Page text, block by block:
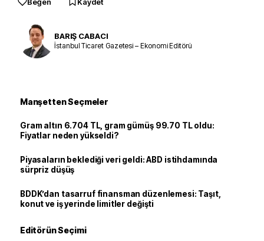
BARIŞ CABACI
İstanbul Ticaret Gazetesi – Ekonomi Editörü
Manşetten Seçmeler
Gram altın 6.704 TL, gram gümüş 99.70 TL oldu:
Fiyatlar neden yükseldi?
Piyasaların beklediği veri geldi: ABD istihdamında
sürpriz düşüş
BDDK’dan tasarruf finansman düzenlemesi: Taşıt,
konut ve iş yerinde limitler değişti
Editörün Seçimi